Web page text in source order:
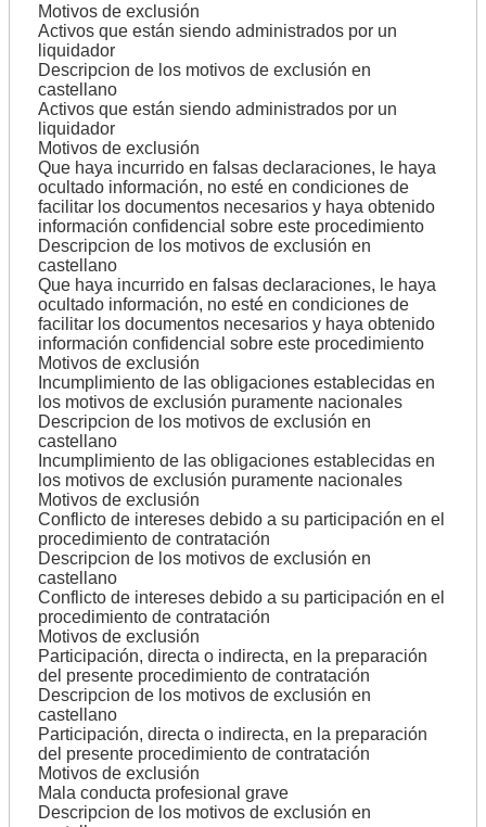
Motivos de exclusión
Activos que están siendo administrados por un
liquidador
Descripcion de los motivos de exclusión en
castellano
Activos que están siendo administrados por un
liquidador
Motivos de exclusión
Que haya incurrido en falsas declaraciones, le haya
ocultado información, no esté en condiciones de
facilitar los documentos necesarios y haya obtenido
información confidencial sobre este procedimiento
Descripcion de los motivos de exclusión en
castellano
Que haya incurrido en falsas declaraciones, le haya
ocultado información, no esté en condiciones de
facilitar los documentos necesarios y haya obtenido
información confidencial sobre este procedimiento
Motivos de exclusión
Incumplimiento de las obligaciones establecidas en
los motivos de exclusión puramente nacionales
Descripcion de los motivos de exclusión en
castellano
Incumplimiento de las obligaciones establecidas en
los motivos de exclusión puramente nacionales
Motivos de exclusión
Conflicto de intereses debido a su participación en el
procedimiento de contratación
Descripcion de los motivos de exclusión en
castellano
Conflicto de intereses debido a su participación en el
procedimiento de contratación
Motivos de exclusión
Participación, directa o indirecta, en la preparación
del presente procedimiento de contratación
Descripcion de los motivos de exclusión en
castellano
Participación, directa o indirecta, en la preparación
del presente procedimiento de contratación
Motivos de exclusión
Mala conducta profesional grave
Descripcion de los motivos de exclusión en